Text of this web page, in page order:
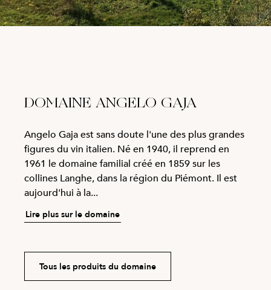
DOMAINE ANGELO GAJA
Angelo Gaja est sans doute l'une des plus grandes
figures du vin italien. Né en 1940, il reprend en
1961 le domaine familial créé en 1859 sur les
collines Langhe, dans la région du Piémont. Il est
aujourd'hui à la...
Lire plus sur le domaine
Tous les produits du domaine